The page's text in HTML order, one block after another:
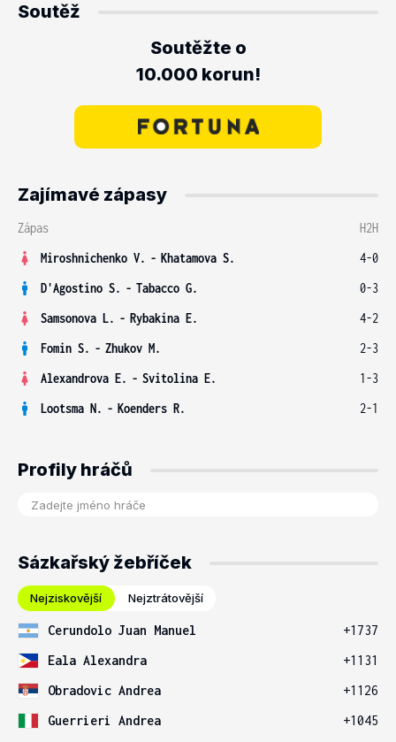
Soutěž
Soutěžte o
10.000 korun!
Zajímavé zápasy
Zápas
H2H
Miroshnichenko V. - Khatamova S.
4-0
D'Agostino S. - Tabacco G.
0-3
Samsonova L. - Rybakina E.
4-2
Fomin S. - Zhukov M.
2-3
Alexandrova E. - Svitolina E.
1-3
Lootsma N. - Koenders R. 2-1
Profily hráčů
Sázkařský žebříček
Nejziskovější Nejztrátovější
Cerundolo Juan Manuel
+1737
Eala Alexandra
+1131
Obradovic Andrea
+1126
Guerrieri Andrea
+1045